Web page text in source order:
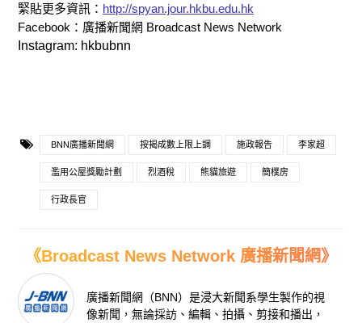
緊貼更多資訊： http://spyan.jour.hkbu.edu.hk
Facebook：廣播新聞網 Broadcast News Network
Instagram: hkbubnn
BNN廣播新聞網 按揭成數上限上調 施政報告 李家超
濫用公屋獎勵計劃 烈酒稅 熊貓旅遊 簡樸房
行政長官
《Broadcast News Network 廣播新聞網》
廣播新聞網（BNN）是浸大新聞系學生製作的視
像新聞，無論採訪、編輯、拍攝、剪接和播出，